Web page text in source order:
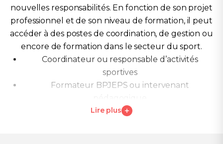
nouvelles responsabilités. En fonction de son projet
professionnel et de son niveau de formation, il peut
accéder à des postes de coordination, de gestion ou
encore de formation dans le secteur du sport.
Coordinateur ou responsable d’activités
sportives
Formateur BPJEPS ou intervenant
pédagogique
Directeur de structure ou de club sportif
Lire plus